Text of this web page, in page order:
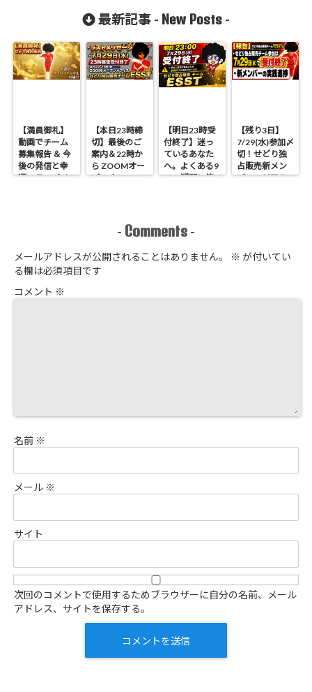
最新記事 - New Posts -
【満員御礼】
動画でチーム
募集報告 ＆ 今
後の発信と幸
運のラッパイ
【本日23時締
切】最後のご
案内＆22時か
ら ZOOMオー
プンオフィス
【明日23時受
付終了】迷っ
ているあなた
へ。よくある9
つの疑問に答
【残り3日】
7/29(水)参加〆
切！せどり独
占販売新メン
バーのリアル
- Comments -
メールアドレスが公開されることはありません。 ※ が付いてい
る欄は必須項目です
コメント ※
名前 ※
メール ※
サイト
次回のコメントで使用するためブラウザーに自分の名前、メール
アドレス、サイトを保存する。